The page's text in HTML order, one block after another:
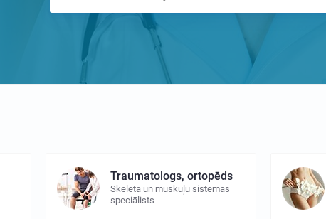
Traumatologs, ortopēds
Skeleta un muskuļu sistēmas
speciālists